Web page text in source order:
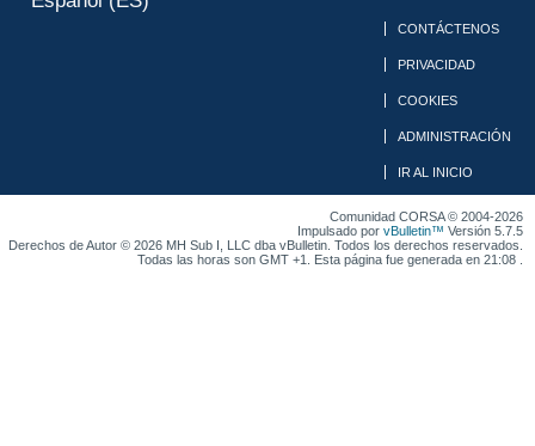
CONTÁCTENOS
PRIVACIDAD
COOKIES
ADMINISTRACIÓN
IR AL INICIO
Comunidad CORSA © 2004-2026
Impulsado por vBulletin™ Versión 5.7.5
Derechos de Autor © 2026 MH Sub I, LLC dba vBulletin. Todos los derechos reservados.
Todas las horas son GMT +1. Esta página fue generada en 21:08 .